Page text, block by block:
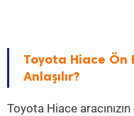
Toyota Hiace Ön
Anlaşılır?
Toyota Hiace